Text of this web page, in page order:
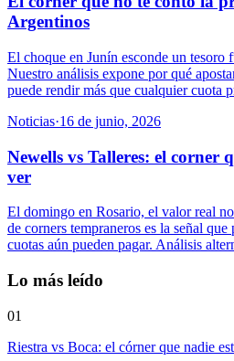
Argentinos
El choque en Junín esconde un tesoro
Nuestro análisis expone por qué
puede rendir más que cualquier cuota
Noticias·16 de junio, 2026
Newells vs Talleres: el corner
ver
El domingo en Rosario, el valor real
de corners tempraneros es la señal
cuotas aún pueden pagar. Análisis
Lo más leído
01
Riestra vs Boca: el córner que nadie